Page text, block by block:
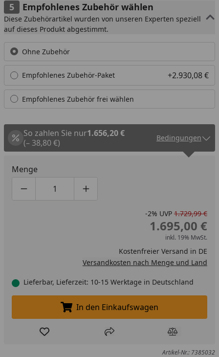
Empfohlenes Zubehör wählen
Diese Zubehörartikel wurden von unseren Experten speziell
auf dieses Produkt abgestimmt.
Ohne Zubehör
Empfohlenes Zubehör-Paket +2.930,08 €
Empfohlenes Zubehör frei wählen
So zahlen Sie nur1.656,20 €
(– 38,80 €)
Bedingungen
Menge
Produktmenge um eins verringern
Produktmenge manuell eingeben
Produktmenge um eins erhöhen
-2% UVP 1.729,99 €
1.695,00 €
inkl. 19% MwSt.
Kostenfreier Versand in DE
Versandkosten nach Menge und Land
Lieferbar, Lieferzeit: 10-15 Werktage in Deutschland
In den Einkaufswagen legen
In den Einkaufswagen
Produkt zur Wunschliste hinzufügen
Teilen Produkt
Artikel-Nr.: 7385032